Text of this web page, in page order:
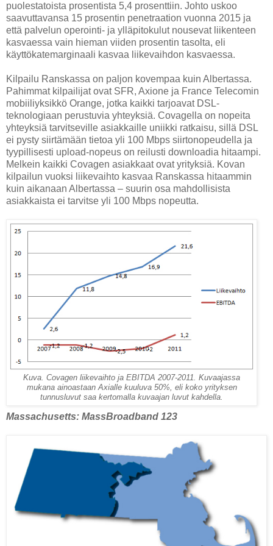
puolestatoista prosentista 5,4 prosenttiin. Johto uskoo
saavuttavansa 15 prosentin penetraation vuonna 2015 ja
että palvelun operointi- ja ylläpitokulut nousevat liikenteen
kasvaessa vain hieman viiden prosentin tasolta, eli
käyttökatemarginaali kasvaa liikevaihdon kasvaessa.
Kilpailu Ranskassa on paljon kovempaa kuin Albertassa.
Pahimmat kilpailijat ovat SFR, Axione ja France Telecomin
mobiiliyksikkö Orange, jotka kaikki tarjoavat DSL-
teknologiaan perustuvia yhteyksiä. Covagella on nopeita
yhteyksiä tarvitseville asiakkaille uniikki ratkaisu, sillä DSL
ei pysty siirtämään tietoa yli 100 Mbps siirtonopeudella ja
tyypillisesti upload-nopeus on reilusti downloadia hitaampi.
Melkein kaikki Covagen asiakkaat ovat yrityksiä. Kovan
kilpailun vuoksi liikevaihto kasvaa Ranskassa hitaammin
kuin aikanaan Albertassa – suurin osa mahdollisista
asiakkaista ei tarvitse yli 100 Mbps nopeutta.
Kuva. Covagen liikevaihto ja EBITDA 2007-2011. Kuvaajassa
mukana ainoastaan Axialle kuuluva 50%, eli koko yrityksen
tunnusluvut saa kertomalla kuvaajan luvut kahdella.
Massachusetts: MassBroadband 123